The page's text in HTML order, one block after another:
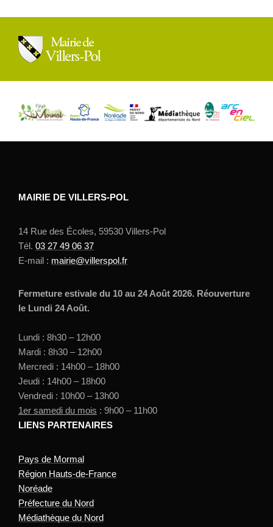
MAIRIE DE VILLERS-POL
14 Rue des Écoles, 59530 Villers-Pol
Tél. 03 27 49 06 37
E-mail : mairie@villerspol.fr
Fermeture estivale du 10 au 24 Août 2026. Réouverture
le Lundi 24 Août.
Lundi : 8h30 – 12h00
Mardi : 8h30 – 12h00
Mercredi : 14h00 – 18h00
Jeudi : 14h00 – 18h00
Vendredi : 10h00 – 13h00
1er samedi du mois : 9h00 – 11h00
LIENS PARTENAIRES
Pays de Mormal
Région Hauts-de-France
Noréade
Préfecture du Nord
Médiathèque du Nord